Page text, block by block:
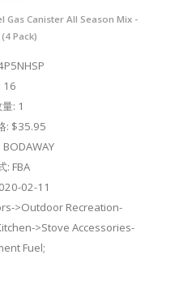
Gas Canister All Season Mix -
Pack)
16
: 1
: $35.95
: FBA
02-11
>Outdoor Recreation-
>Stove Accessories-
Fuel;